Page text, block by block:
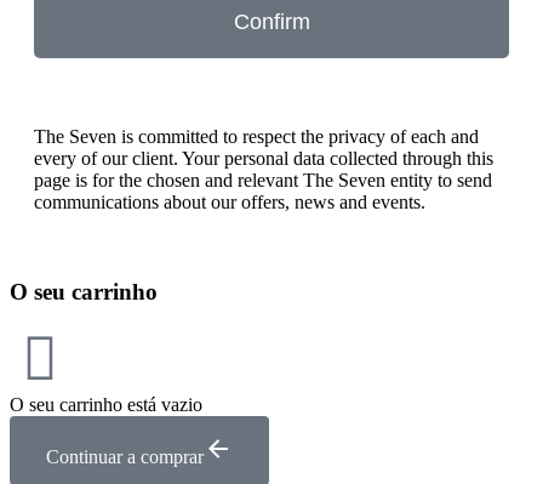
Confirm
The Seven is committed to respect the privacy of each and
every of our client. Your personal data collected through this
page is for the chosen and relevant The Seven entity to send
communications about our offers, news and events.
O seu carrinho
O seu carrinho está vazio
Continuar a comprar